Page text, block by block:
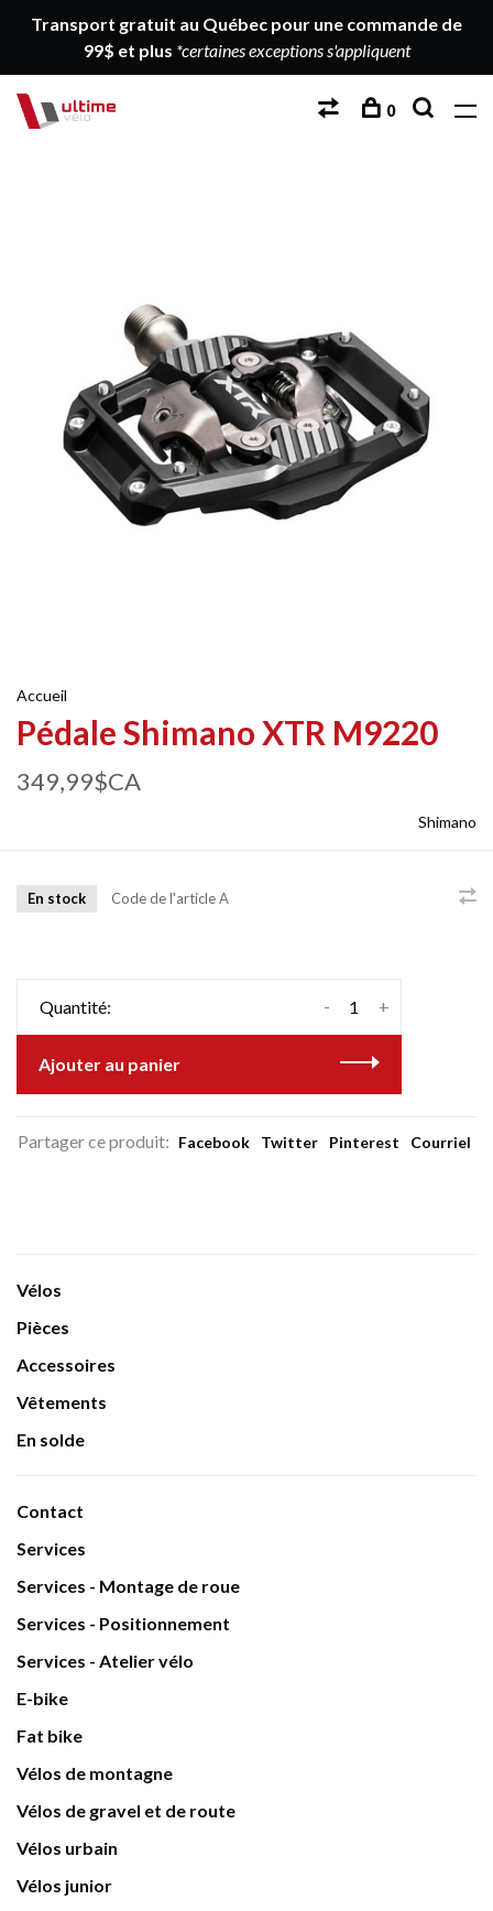
Transport gratuit au Québec pour une commande de
99$ et plus *certaines exceptions s'appliquent
0
Accueil
Pédale Shimano XTR M9220
349,99$CA
Shimano
En stock Code de l'articleA
Quantité: +
-
Ajouter au panier
Partager ce produit: Facebook Twitter Pinterest Courriel
Vélos
Pièces
Accessoires
Vêtements
En solde
Contact
Services
Services - Montage de roue
Services - Positionnement
Services - Atelier vélo
E-bike
Fat bike
Vélos de montagne
Vélos de gravel et de route
Vélos urbain
Vélos junior